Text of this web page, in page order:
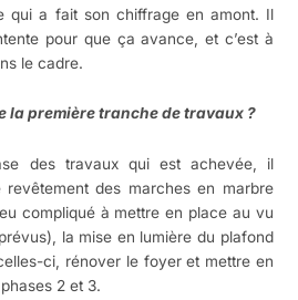
qui a fait son chiffrage en amont. Il
pour que ça avance, et c’est à
le cadre.
la première tranche de travaux ?
des travaux qui est achevée, il
revêtement des marches en marbre
compliqué à mettre en place au vu
la mise en lumière du plafond
ci, rénover le foyer et mettre en
2 et 3.